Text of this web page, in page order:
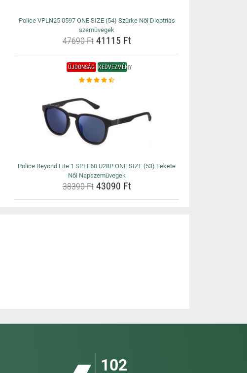
Police VPLN25 0597 ONE SIZE (54) Szürke Női Dioptriás
szemüvegek
47690 Ft41115 Ft
ÚJDONSÁG KEDVEZMÉNY
Police Beyond Lite 1 SPLF60 U28P ONE SIZE (53) Fekete
Női Napszemüvegek
38390 Ft43090 Ft
102